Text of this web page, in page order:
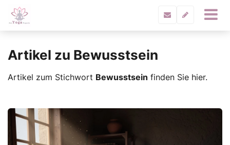
Artikel zu Bewusstsein
Artikel zum Stichwort Bewusstsein finden Sie hier.